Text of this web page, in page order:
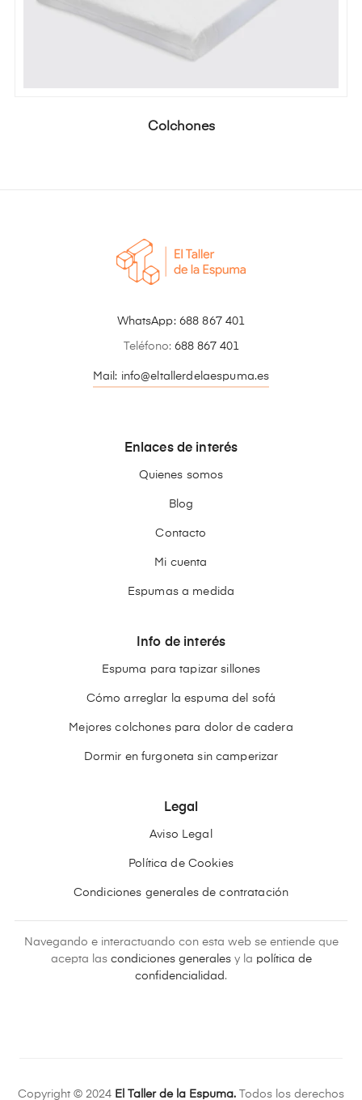
Colchones
WhatsApp: 688 867 401
Teléfono: 688 867 401
Mail: info@eltallerdelaespuma.es
Enlaces de interés
Quienes somos
Blog
Contacto
Mi cuenta
Espumas a medida
Info de interés
Espuma para tapizar sillones
Cómo arreglar la espuma del sofá
Mejores colchones para dolor de cadera
Dormir en furgoneta sin camperizar
Legal
Aviso Legal
Política de Cookies
Condiciones generales de contratación
Navegando e interactuando con esta web se entiende que
acepta las condiciones generalesy la política de
confidencialidad .
Copyright © 2024 El Taller de la Espuma. Todos los derechos